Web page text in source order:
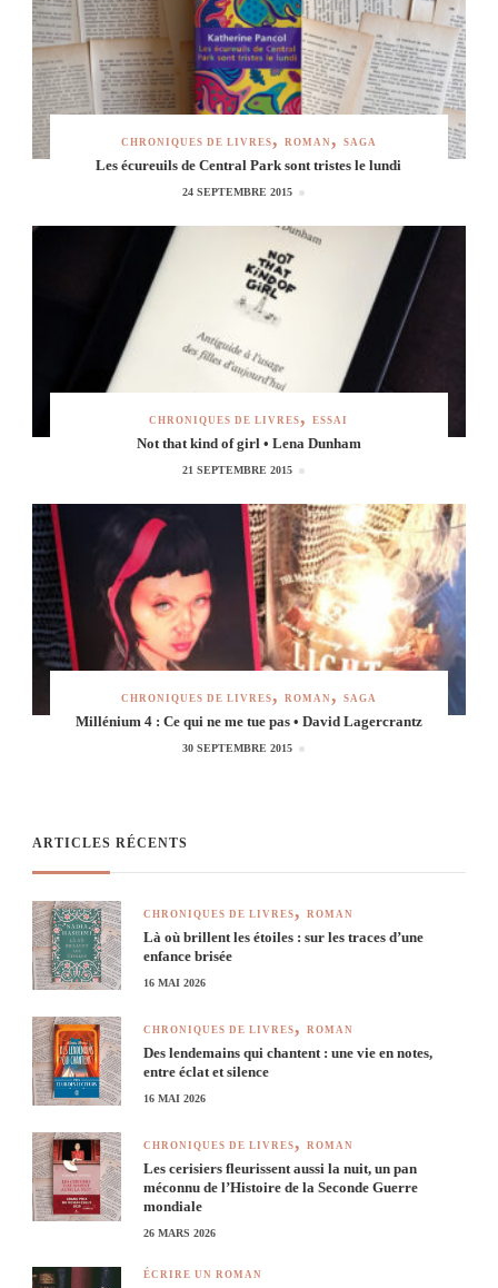
CHRONIQUES DE LIVRES ROMAN SAGA
Les écureuils de Central Park sont tristes le lundi
24 SEPTEMBRE 2015
CHRONIQUES DE LIVRES ESSAI
Not that kind of girl • Lena Dunham
21 SEPTEMBRE 2015
CHRONIQUES DE LIVRES ROMAN SAGA
Millénium 4 : Ce qui ne me tue pas • David Lagercrantz
30 SEPTEMBRE 2015
ARTICLES RÉCENTS
CHRONIQUES DE LIVRES ROMAN
Là où brillent les étoiles : sur les traces d’une
enfance brisée
16 MAI 2026
CHRONIQUES DE LIVRES ROMAN
Des lendemains qui chantent : une vie en notes,
entre éclat et silence
16 MAI 2026
CHRONIQUES DE LIVRES ROMAN
Les cerisiers fleurissent aussi la nuit, un pan
méconnu de l’Histoire de la Seconde Guerre
mondiale
26 MARS 2026
ÉCRIRE UN ROMAN